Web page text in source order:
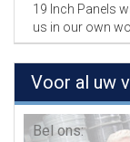
19 Inch Panels
us in our own
Voor al uw
Bel ons: